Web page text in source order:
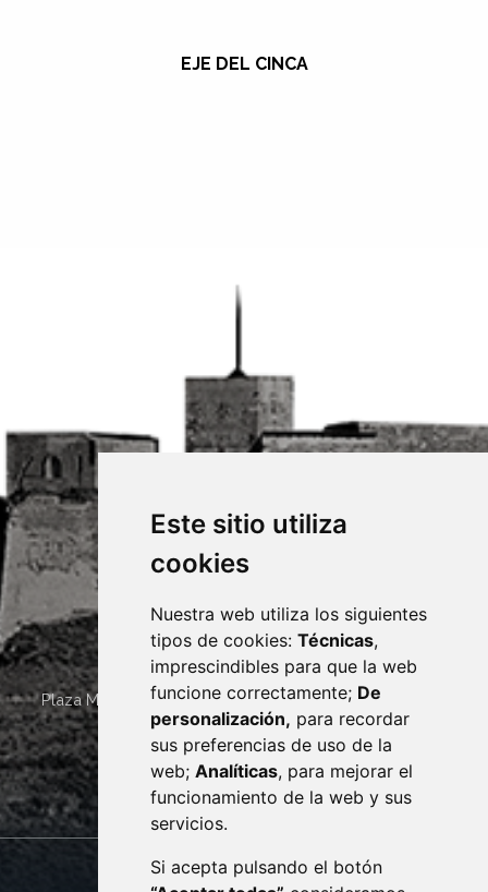
Este sitio utiliza
cookies
Nuestra web utiliza los siguientes
tipos de cookies: Técnicas,
imprescindibles para que la web
funcione correctamente; De
personalización, para recordar
sus preferencias de uso de la
web; Analíticas, para mejorar el
funcionamiento de la web y sus
servicios.
Si acepta pulsando el botón
EJE DEL CINCA
Plaza Mayor 4 22400 MONZÓN - ARAGÓN (ESPAÑA)
· (34) 974 400 700 ·
sac@monzon.es
monzon.es
CONTACTO